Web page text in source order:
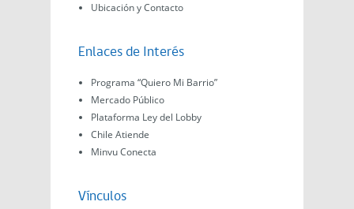
Ubicación y Contacto
Enlaces de Interés
Programa “Quiero Mi Barrio”
Mercado Público
Plataforma Ley del Lobby
Chile Atiende
Minvu Conecta
Vínculos